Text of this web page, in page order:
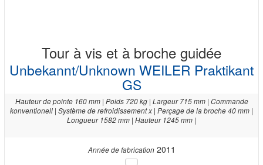
Tour à vis et à broche guidée
Unbekannt/Unknown WEILER Praktikant
GS
Hauteur de pointe 160 mm | Poids 720 kg | Largeur 715 mm | Commande
konventionell | Système de refroidissement x | Perçage de la broche 40 mm |
Longueur 1582 mm | Hauteur 1245 mm |
Année de fabrication2011